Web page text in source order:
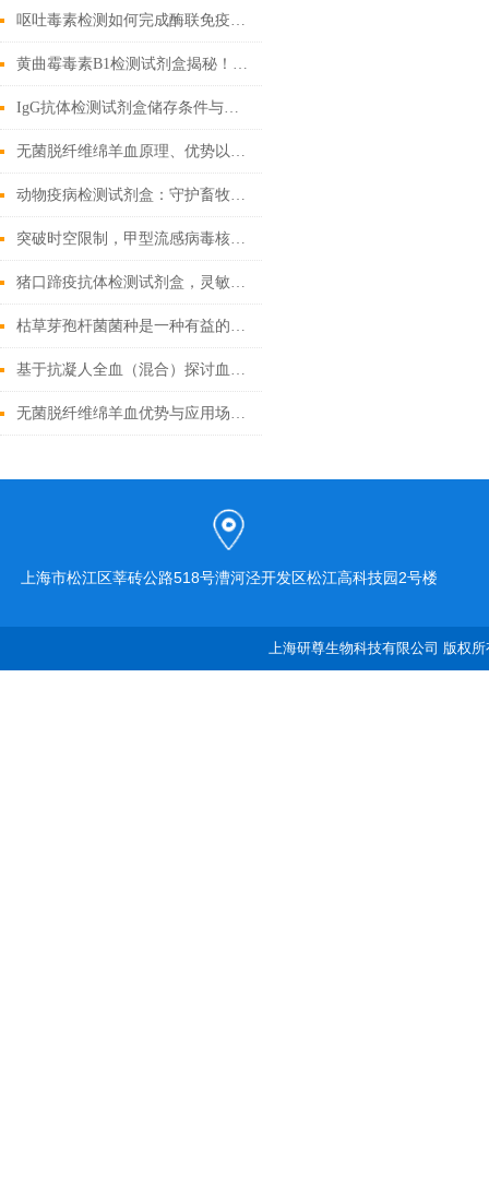
呕吐毒素检测如何完成酶联免疫试验
黄曲霉毒素B1检测试剂盒揭秘！精准锁定隐患
IgG抗体检测试剂盒储存条件与有效期管理
无菌脱纤维绵羊血原理、优势以及应用前景
动物疫病检测试剂盒：守护畜牧业健康
突破时空限制，甲型流感病毒核酸检测试剂盒的应用与发展
猪口蹄疫抗体检测试剂盒，灵敏度高，检测结果稳定可靠
枯草芽孢杆菌菌种是一种有益的土壤微生物
基于抗凝人全血（混合）探讨血液流变学特性及其影响因素
无菌脱纤维绵羊血优势与应用场景汇总
上海市松江区莘砖公路518号漕河泾开发区松江高科技园2号楼
上海研尊生物科技有限公司 版权